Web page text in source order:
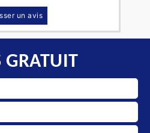
un avis
GRATUIT